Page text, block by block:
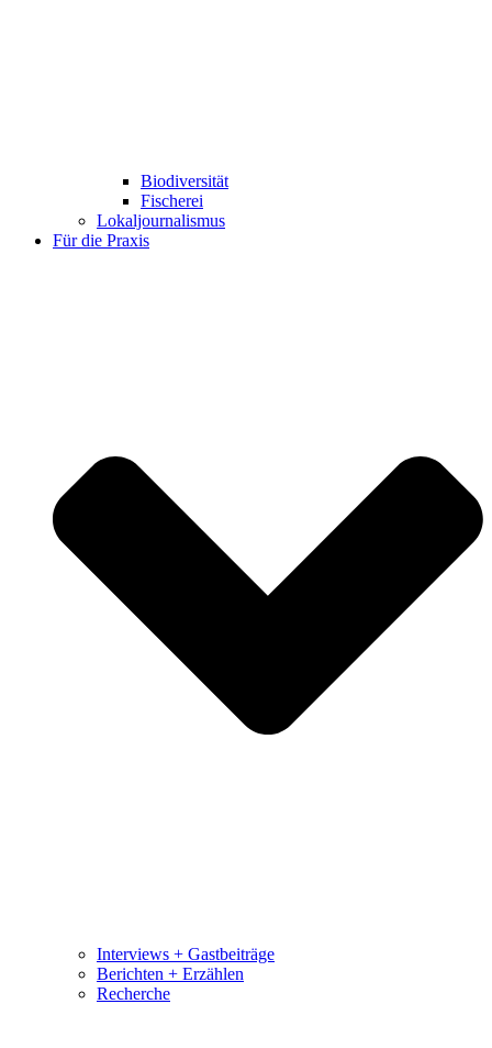
Biodiversität
Fischerei
Lokaljournalismus
Für die Praxis
Interviews + Gastbeiträge
Berichten + Erzählen
Recherche